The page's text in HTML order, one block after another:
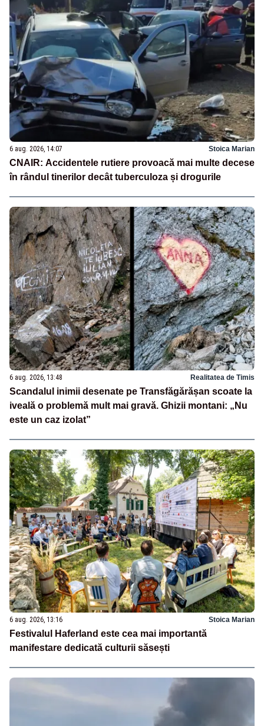
6 aug. 2026, 14:07 Stoica Marian
CNAIR: Accidentele rutiere provoacă mai multe decese
în rândul tinerilor decât tuberculoza și drogurile
6 aug. 2026, 13:48 Realitatea de Timis
Scandalul inimii desenate pe Transfăgărășan scoate la
iveală o problemă mult mai gravă. Ghizii montani: „Nu
este un caz izolat”
6 aug. 2026, 13:16 Stoica Marian
Festivalul Haferland este cea mai importantă
manifestare dedicată culturii săsești